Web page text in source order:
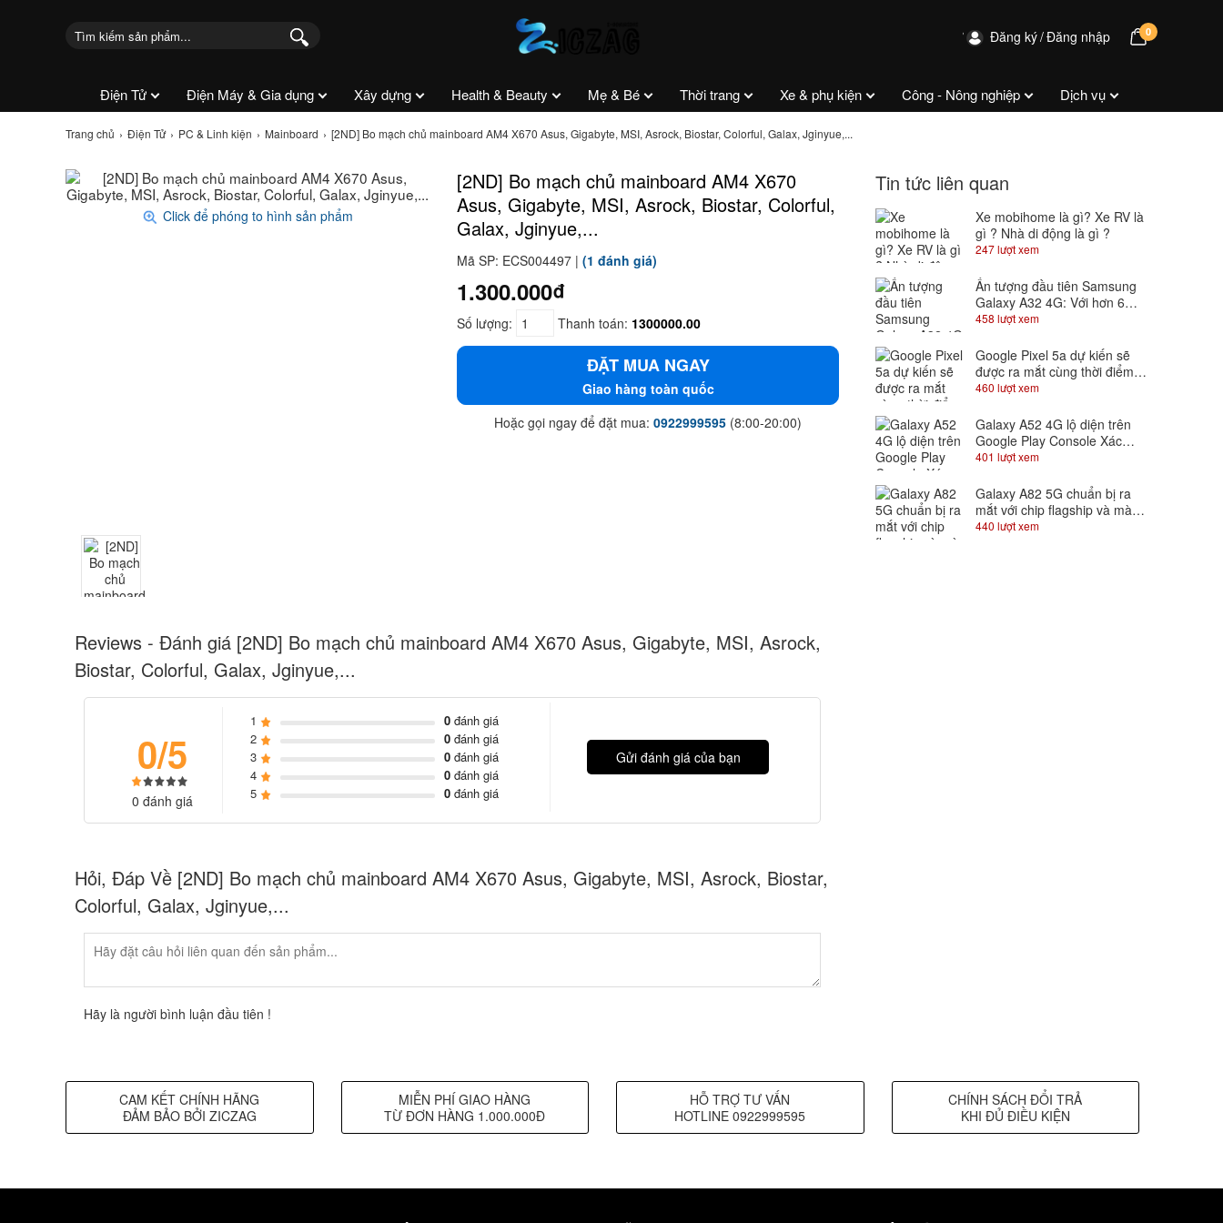
Đăng ký Đăng nhập 0
Điện Tử Điện Máy & Gia dụng Xây dựng Health & Beauty Mẹ & Bé Thời trang Xe & phụ kiện Công - Nông nghiệp Dịch vụ
Trang chủ Điện Tử PC & Linh kiện Mainboard [2ND] Bo mạch chủ mainboard AM4 X670 Asus, Gigabyte, MSI, Asrock, Biostar, Colorful, Galax, Jginyue,...
Click để phóng to hình sản phẩm
[2ND] Bo mạch chủ mainboard AM4 X670
Asus, Gigabyte, MSI, Asrock, Biostar, Colorful,
Galax, Jginyue,...
Mã SP: ECS004497 | (1 đánh giá)
1.300.000₫
Số lượng: Thanh toán: 1300000.00
ĐẶT MUA NGAY
Giao hàng toàn quốc
Hoặc gọi ngay để đặt mua: 0922999595 (8:00-20:00)
Reviews - Đánh giá [2ND] Bo mạch chủ mainboard AM4 X670 Asus, Gigabyte, MSI, Asrock,
Biostar, Colorful, Galax, Jginyue,...
0/5
0 đánh giá
1 0 đánh giá
2
0 đánh giá
3
0 đánh giá
4
0 đánh giá
5
0 đánh giá
Gửi đánh giá của bạn
Hỏi, Đáp Về [2ND] Bo mạch chủ mainboard AM4 X670 Asus, Gigabyte, MSI, Asrock, Biostar,
Colorful, Galax, Jginyue,...
Hãy là người bình luận đầu tiên !
Tin tức liên quan
Xe mobihome là gì? Xe RV là
gì ? Nhà di động là gì ?
247 lượt xem
Ấn tượng đầu tiên Samsung
Galaxy A32 4G: Với hơn 6
triệu đã có màn hình Super
458 lượt xem
Google Pixel 5a dự kiến sẽ
được ra mắt cùng thời điểm
với Android 12
460 lượt xem
Galaxy A52 4G lộ diện trên
Google Play Console Xác
nhận dùng chip Snapdragon
401 lượt xem
Galaxy A82 5G chuẩn bị ra
mắt với chip flagship và màn
hình trượt độc đáo, Samfans
440 lượt xem
CAM KẾT CHÍNH HÃNG
ĐẢM BẢO BỞI ZICZAG
MIỄN PHÍ GIAO HÀNG
TỪ ĐƠN HÀNG 1.000.000Đ
HỖ TRỢ TƯ VẤN
HOTLINE 0922999595
CHÍNH SÁCH ĐỔI TRẢ
KHI ĐỦ ĐIỀU KIỆN